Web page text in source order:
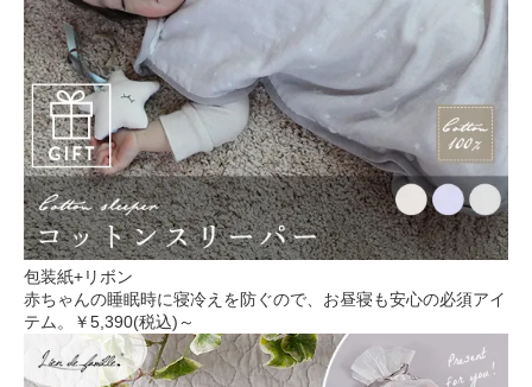
包装紙+リボン
赤ちゃんの睡眠時に寝冷えを防ぐので、お昼寝も安心の必須アイ
テム。
￥5,390(税込)～